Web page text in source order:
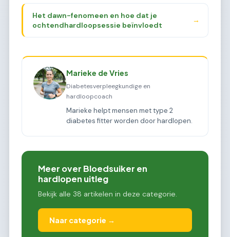
Het dawn-fenomeen en hoe dat je
ochtendhardloopsessie beïnvloedt
→
Marieke de Vries
Diabetesverpleegkundige en
hardloopcoach
Marieke helpt mensen met type 2
diabetes fitter worden door hardlopen.
Meer over Bloedsuiker en
hardlopen uitleg
Bekijk alle 38 artikelen in deze categorie.
Naar categorie →